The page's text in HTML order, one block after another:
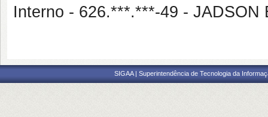
Interno - 626.***.***-49 - JADSON
SIGAA | Superintendência de Tecnologia da